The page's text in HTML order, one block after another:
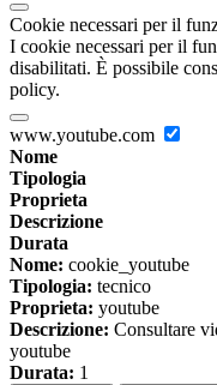
Cookie necessari per il
I cookie necessari per il
disabilitati. È possibile
policy.
www.youtube.com
Nome
Tipologia
Proprieta
Descrizione
Durata
Nome: cookie_youtube
Tipologia: tecnico
Proprieta: youtube
Descrizione: Consultare
youtube
Durata: 1